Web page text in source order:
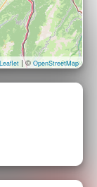
Leaflet | © OpenStreetMap